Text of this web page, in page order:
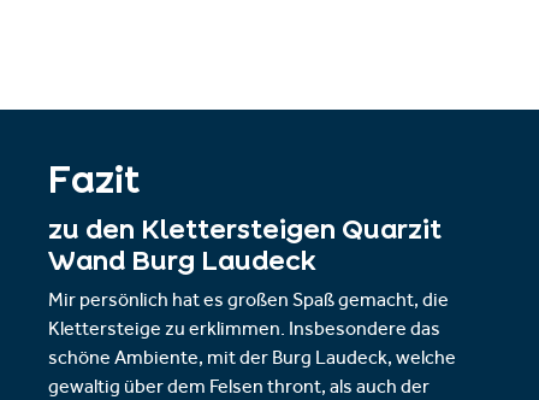
Fazit
zu den Klettersteigen Quarzit
Wand Burg Laudeck
Mir persönlich hat es großen Spaß gemacht, die
Klettersteige zu erklimmen. Insbesondere das
schöne Ambiente, mit der Burg Laudeck, welche
gewaltig über dem Felsen thront, als auch der